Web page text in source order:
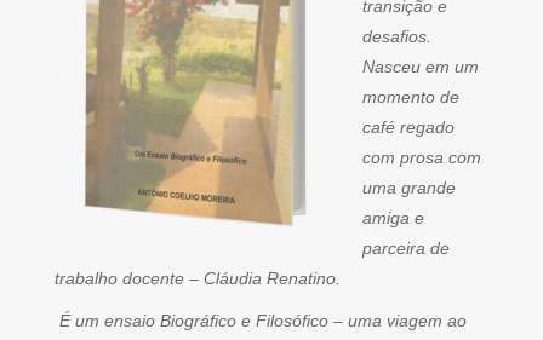
transição e
desafios.
Nasceu em um
momento de
café regado
com prosa com
uma grande
amiga e
parceira de
trabalho docente – Cláudia Renatino.
É um ensaio Biográfico e Filosófico – uma viagem ao